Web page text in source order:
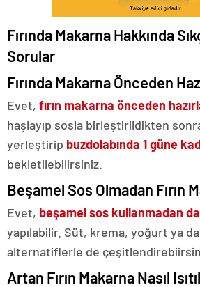
Fırında Makarna Hakkında
Sorular
Fırında Makarna Önceden
Evet, fırın makarna önceden
haşlayıp sosla birleştirildikten
yerleştirip buzdolabında 1 güne
bekletilebilirsiniz.
Beşamel Sos Olmadan Fırın
Evet, beşamel sos kullanmadan da
yapılabilir. Süt, krema, yoğurt ya
alternatiflerle de
Artan Fırın Makarna Nasıl